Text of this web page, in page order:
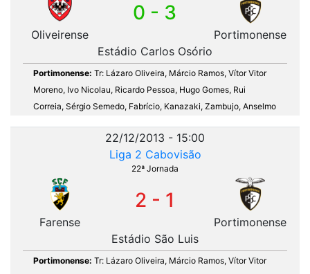
Oliveirense
0 - 3
Portimonense
Estádio Carlos Osório
Portimonense: Tr: Lázaro Oliveira, Márcio Ramos, Vítor Vitor
Moreno, Ivo Nicolau, Ricardo Pessoa, Hugo Gomes, Rui
Correia, Sérgio Semedo, Fabrício, Kanazaki, Zambujo, Anselmo
22/12/2013 - 15:00
Liga 2 Cabovisão
22ª Jornada
Farense
2 - 1
Portimonense
Estádio São Luis
Portimonense: Tr: Lázaro Oliveira, Márcio Ramos, Vítor Vitor